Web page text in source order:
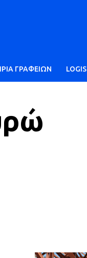
ΓΡΑΦΕΙΩΝ